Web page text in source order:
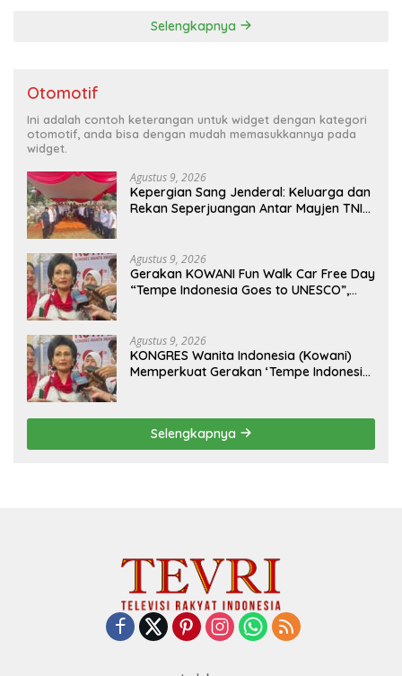
Selengkapnya
Otomotif
Ini adalah contoh keterangan untuk widget dengan kategori
otomotif, anda bisa dengan mudah memasukkannya pada
widget.
Agustus 9, 2026
Kepergian Sang Jenderal: Keluarga dan
Rekan Seperjuangan Antar Mayjen TNI
Agustus 9, 2026
Gerakan KOWANI Fun Walk Car Free Day
“Tempe Indonesia Goes to UNESCO”,
Agustus 9, 2026
KONGRES Wanita Indonesia (Kowani)
Memperkuat Gerakan ‘Tempe Indonesia
Selengkapnya